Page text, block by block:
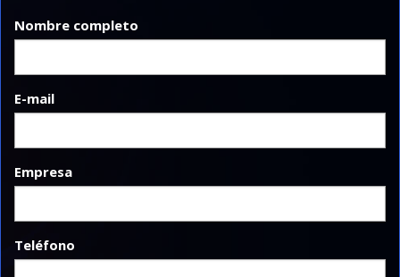
Nombre completo
E-mail
Empresa
Teléfono